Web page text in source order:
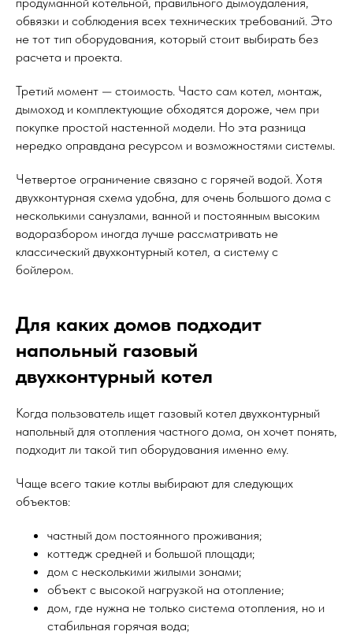
обвязки и соблюдения всех технических требований. Это
не тот тип оборудования, который стоит выбирать без
расчета и проекта.
Третий момент — стоимость. Часто сам котел, монтаж,
дымоход и комплектующие обходятся дороже, чем при
покупке простой настенной модели. Но эта разница
нередко оправдана ресурсом и возможностями системы.
Четвертое ограничение связано с горячей водой. Хотя
двухконтурная схема удобна, для очень большого дома с
несколькими санузлами, ванной и постоянным высоким
водоразбором иногда лучше рассматривать не
классический двухконтурный котел, а систему с
бойлером.
Для каких домов подходит
напольный газовый
двухконтурный котел
Когда пользователь ищет газовый котел двухконтурный
напольный для отопления частного дома, он хочет понять,
подходит ли такой тип оборудования именно ему.
Чаще всего такие котлы выбирают для следующих
объектов:
частный дом постоянного проживания;
коттедж средней и большой площади;
дом с несколькими жилыми зонами;
объект с высокой нагрузкой на отопление;
дом, где нужна не только система отопления, но и
стабильная горячая вода;